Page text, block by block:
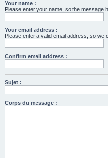
Your name :
Please enter your name, so the message
Your email address :
Please enter a valid email address, so we
Confirm email address :
Sujet :
Corps du message :